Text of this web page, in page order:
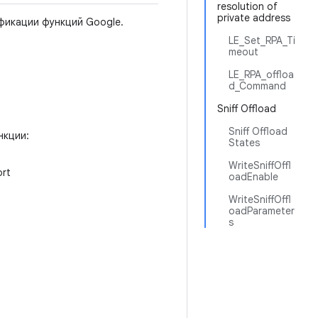
resolution of
private address
LE_Set_RPA_Ti
meout
LE_RPA_offloa
d_Command
Sniff Offload
Sniff Offload
States
WriteSniffOffl
oadEnable
WriteSniffOffl
oadParameter
s
функций Google.